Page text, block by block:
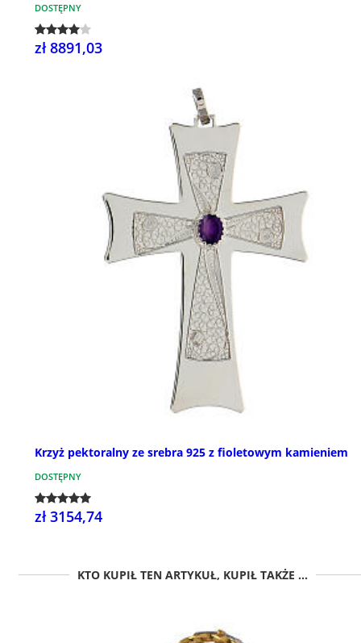
DOSTĘPNY
zł 8891,03
Krzyż pektoralny ze srebra 925 z fioletowym kamieniem
DOSTĘPNY
zł 3154,74
KTO KUPIŁ TEN ARTYKUŁ, KUPIŁ TAKŻE ...